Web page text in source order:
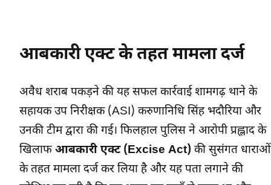
आबकारी एक्ट के तहत मामला दर्ज
अवैध शराब पकड़ने की यह सफल कार्रवाई शामगढ़ थाने के
सहायक उप निरीक्षक (ASI) करुणानिधि सिंह भदौरिया और
उनकी टीम द्वारा की गई। फिलहाल पुलिस ने आरोपी प्रह्लाद के
खिलाफ आबकारी एक्ट (Excise Act) की सुसंगत धाराओं
के तहत मामला दर्ज कर लिया है और यह पता लगाने की